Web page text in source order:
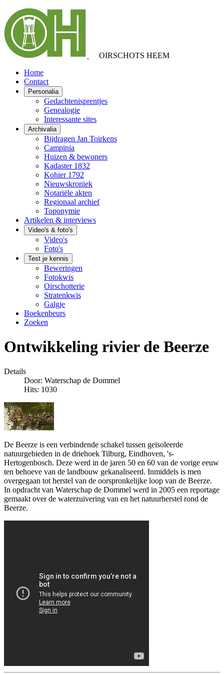
OIRSCHOTS HEEM
Home
Contact
Personalia
Gedachtenisprentjes
Genealogie
Interessante sites
Archivalia
Bijdragen Jan Toirkens
Campinia
Huizen & bewoners
Kadaster 1832
Kohier 1792
Nieuwskroniek
Notariële akten
Regionaal archief
Toponymie
Artikelen & interviews
Video's & foto's
Video's
Foto's
Test je kennis
Beweringen
Fotokwis
Oirschotterie
Stratenkwis
Galgje
Boekenbeurs
Zoeken
Ontwikkeling rivier de Beerze
Details
Door: Waterschap de Dommel
Hits: 1030
De Beerze is een verbindende schakel tussen geïsoleerde
natuurgebieden in de driehoek Tilburg, Eindhoven, 's-
Hertogenbosch. Deze werd in de jaren 50 en 60 van de vorige eeuw
ten behoeve van de landbouw gekanaliseerd. Inmiddels is men
overgegaan tot herstel van de oorspronkelijke loop van de Beerze.
In opdracht van Waterschap de Dommel werd in 2005 een reportage
gemaakt over de waterzuivering van en het natuurherstel rond de
Beerze.